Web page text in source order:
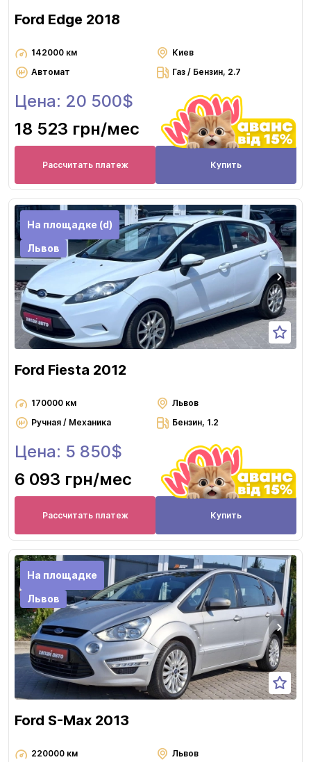
Ford Edge 2018
142000 км
Киев
Автомат
Газ / Бензин, 2.7
Цена: 20 500$
18 523 грн/мес
Рассчитать платеж Купить
На площадке (d)
Львов
Ford Fiesta 2012
170000 км
Львов
Ручная / Механика
Бензин, 1.2
Цена: 5 850$
6 093 грн/мес
Рассчитать платеж Купить
На площадке
Львов
Ford S-Max 2013
220000 км Львов